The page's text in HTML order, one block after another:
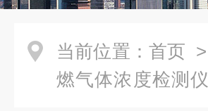
当前位置： 首页 >
燃气体浓度检测仪